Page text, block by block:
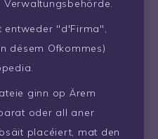
entweder "d'Firma",
dësem Ofkommes)
ginn op Ärem
oder all aner
placéiert, mat den